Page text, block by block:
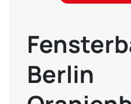
Berlin